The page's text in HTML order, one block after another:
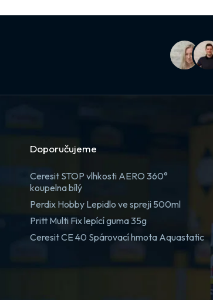
Doporučujeme
Ceresit STOP vlhkosti AERO 360°
koupelna bílý
Perdix Hobby Lepidlo ve spreji 500ml
Pritt Multi Fix lepící guma 35g
Ceresit CE 40 Spárovací hmota Aquastatic